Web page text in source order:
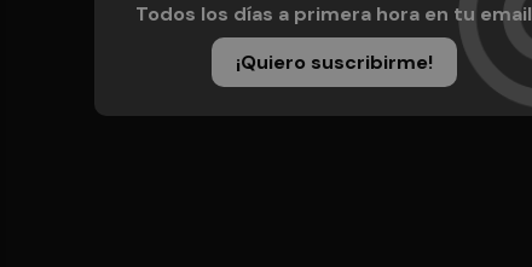
Todos los días a primera hora en tu email
¡Quiero suscribirme!